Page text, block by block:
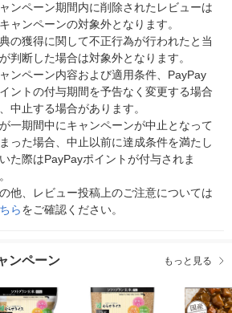
ンペーン期間内に削除されたレビューは
ャンペーンの対象外となります。
の獲得に関して不正行為が行われたと当
判断した場合は対象外となります。
ンペーン内容および適用条件、PayPay
ントの付与期間を予告なく変更する場合
中止する場合があります。
一期間中にキャンペーンが中止となって
った場合、中止以前に達成条件を満たし
た際はPayPayポイントが付与されま
他、レビュー投稿上のご注意については
らをご確認ください。
ンペーン もっと見る